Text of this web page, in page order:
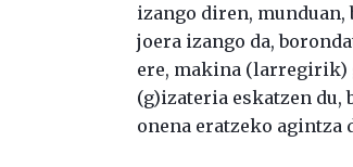
izango diren, munduan,
joera izango da,
ere, makina (larregirik)
(g)izateria eskatzen
onena eratzeko agintza